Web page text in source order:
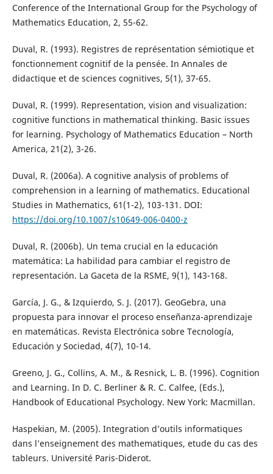
Conference of the International Group for the Psychology of
Mathematics Education, 2, 55-62.
Duval, R. (1993). Registres de représentation sémiotique et
fonctionnement cognitif de la pensée. In Annales de
didactique et de sciences cognitives, 5(1), 37-65.
Duval, R. (1999). Representation, vision and visualization:
cognitive functions in mathematical thinking. Basic issues
for learning. Psychology of Mathematics Education – North
America, 21(2), 3-26.
Duval, R. (2006a). A cognitive analysis of problems of
comprehension in a learning of mathematics. Educational
Studies in Mathematics, 61(1-2), 103-131. DOI:
https://doi.org/10.1007/s10649-006-0400-z
Duval, R. (2006b). Un tema crucial en la educación
matemática: La habilidad para cambiar el registro de
representación. La Gaceta de la RSME, 9(1), 143-168.
García, J. G., & Izquierdo, S. J. (2017). GeoGebra, una
propuesta para innovar el proceso enseñanza-aprendizaje
en matemáticas. Revista Electrónica sobre Tecnología,
Educación y Sociedad, 4(7), 10-14.
Greeno, J. G., Collins, A. M., & Resnick, L. B. (1996). Cognition
and Learning. In D. C. Berliner & R. C. Calfee, (Eds.),
Handbook of Educational Psychology. New York: Macmillan.
Haspekian, M. (2005). Integration d’outils informatiques
dans l’enseignement des mathematiques, etude du cas des
tableurs. Université Paris-Diderot.